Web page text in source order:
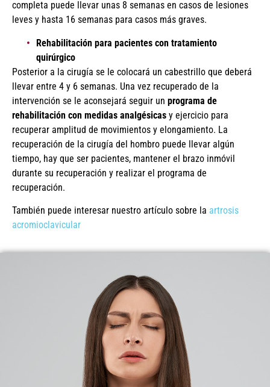
completa puede llevar unas 8 semanas en casos de lesiones
leves y hasta 16 semanas para casos más graves.
Rehabilitación para pacientes con tratamiento
quirúrgico
Posterior a la cirugía se le colocará un cabestrillo que deberá
llevar entre 4 y 6 semanas. Una vez recuperado de la
intervención se le aconsejará seguir un programa de
rehabilitación con medidas analgésicas y ejercicio para
recuperar amplitud de movimientos y elongamiento. La
recuperación de la cirugía del hombro puede llevar algún
tiempo, hay que ser pacientes, mantener el brazo inmóvil
durante su recuperación y realizar el programa de
recuperación.
También puede interesar nuestro artículo sobre la artrosis
acromioclavicular